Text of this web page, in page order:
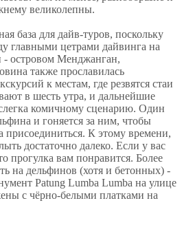
великолепны.
база для дайв-туров, поскольку
главными цетрами дайвинга на
- островом Менджанган,
также прославилась
к местам, где резвятся стаи
в шесть утра, и дальнейшие
комичному сценарию. Один
и гоняется за ним, чтобы
присоединиться. К этому времени,
достаточно далеко. Если у вас
прогулка вам понравится. Более
на дельфинов (хотя и бетонных) -
Patung Lumba Lumba на улице
с чёрно-белыми платками на